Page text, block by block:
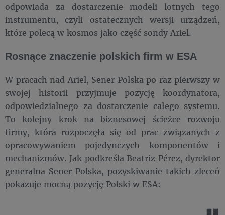
odpowiada za dostarczenie modeli lotnych tego
instrumentu, czyli ostatecznych wersji urządzeń,
które polecą w kosmos jako część sondy Ariel.
Rosnące znaczenie polskich firm w ESA
W pracach nad Ariel, Sener Polska po raz pierwszy w
swojej historii przyjmuje pozycję koordynatora,
odpowiedzialnego za dostarczenie całego systemu.
To kolejny krok na biznesowej ścieżce rozwoju
firmy, która rozpoczęła się od prac związanych z
opracowywaniem pojedynczych komponentów i
mechanizmów. Jak podkreśla Beatriz Pérez, dyrektor
generalna Sener Polska, pozyskiwanie takich zleceń
pokazuje mocną pozycję Polski w ESA: